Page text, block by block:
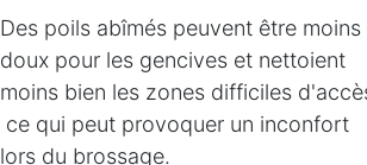
Des poils abîmés peuvent être moins
doux pour les gencives et nettoient
moins bien les zones difficiles
ce qui peut provoquer un inconfort
lors du brossage.